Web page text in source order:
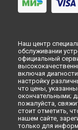
Наш центр
обслуживании
официальный
включая
настройку
что цены,
окончательными;
пожалуйста,
стоит отметить,
нашем сайте,
только для